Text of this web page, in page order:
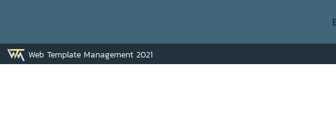
Web Template Management 2021